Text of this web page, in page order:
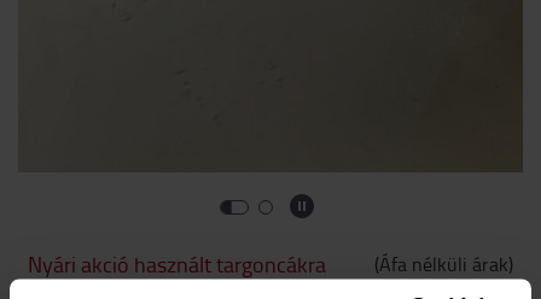
Nyári akció használt targoncákra (Áfa nélküli árak)